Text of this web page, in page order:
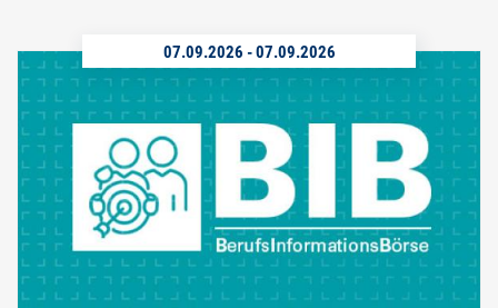
07.09.2026 -07.09.2026